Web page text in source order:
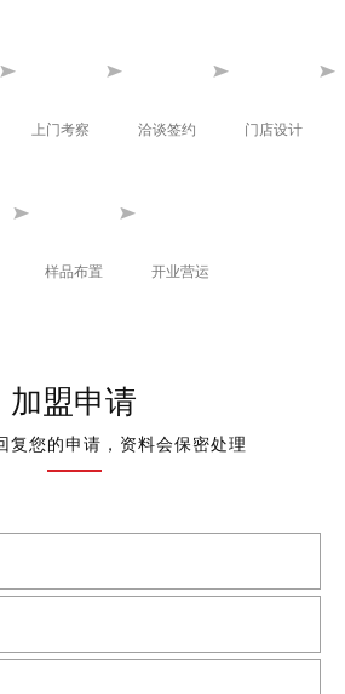
上门考察 洽谈签约 门店设计
样品布置 开业营运
加盟申请
复您的申请，资料会保密处理